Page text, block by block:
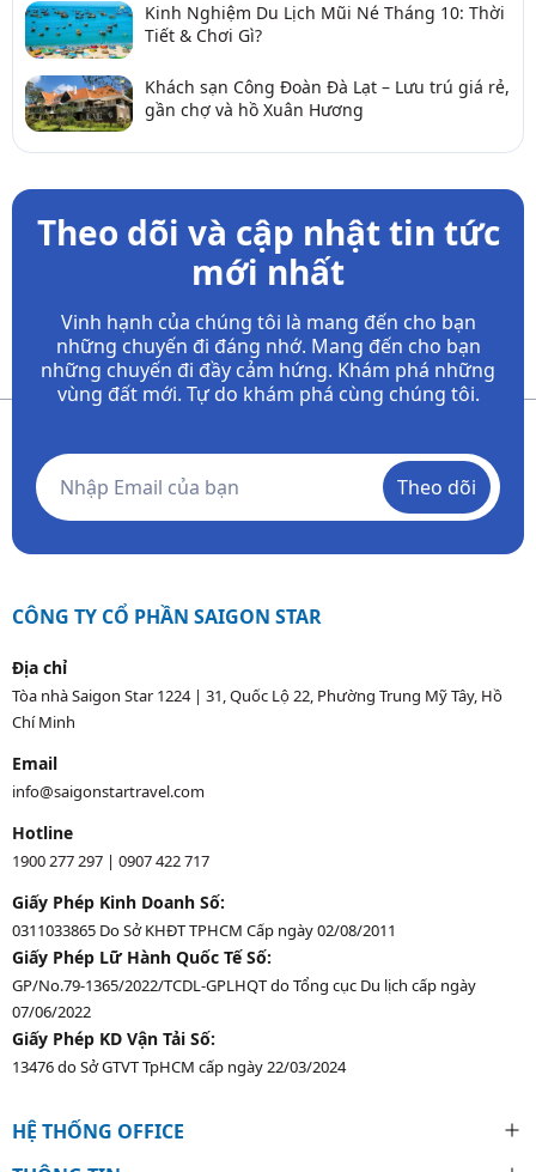
Kinh Nghiệm Du Lịch Mũi Né Tháng 10: Thời
Tiết & Chơi Gì?
Khách sạn Công Đoàn Đà Lạt – Lưu trú giá rẻ,
gần chợ và hồ Xuân Hương
Theo dõi và cập nhật tin tức
mới nhất
Vinh hạnh của chúng tôi là mang đến cho bạn
những chuyến đi đáng nhớ. Mang đến cho bạn
những chuyến đi đầy cảm hứng. Khám phá những
vùng đất mới. Tự do khám phá cùng chúng tôi.
Theo dõi
CÔNG TY CỔ PHẦN SAIGON STAR
Địa chỉ
Tòa nhà Saigon Star 1224 | 31, Quốc Lộ 22, Phường Trung Mỹ Tây, Hồ
Chí Minh
Email
info@saigonstartravel.com
Hotline
1900 277 297 | 0907 422 717
Giấy Phép Kinh Doanh Số:
0311033865 Do Sở KHĐT TPHCM Cấp ngày 02/08/2011
Giấy Phép Lữ Hành Quốc Tế Số:
GP/No.79-1365/2022/TCDL-GPLHQT do Tổng cục Du lịch cấp ngày
07/06/2022
Giấy Phép KD Vận Tải Số:
13476 do Sở GTVT TpHCM cấp ngày 22/03/2024
HỆ THỐNG OFFICE